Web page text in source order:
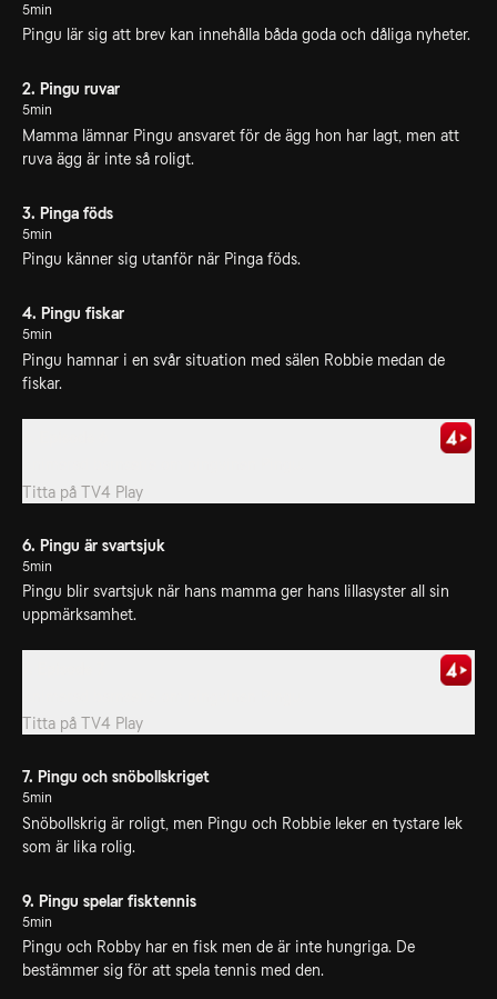
5min
Pingu lär sig att brev kan innehålla båda goda och dåliga nyheter.
2. Pingu ruvar
5min
Mamma lämnar Pingu ansvaret för de ägg hon har lagt, men att
ruva ägg är inte så roligt.
3. Pinga föds
5min
Pingu känner sig utanför när Pinga föds.
4. Pingu fiskar
5min
Pingu hamnar i en svår situation med sälen Robbie medan de
fiskar.
Titta på TV4 Play
6. Pingu är svartsjuk
5min
Pingu blir svartsjuk när hans mamma ger hans lillasyster all sin
uppmärksamhet.
Titta på TV4 Play
7. Pingu och snöbollskriget
5min
Snöbollskrig är roligt, men Pingu och Robbie leker en tystare lek
som är lika rolig.
9. Pingu spelar fisktennis
5min
Pingu och Robby har en fisk men de är inte hungriga. De
bestämmer sig för att spela tennis med den.